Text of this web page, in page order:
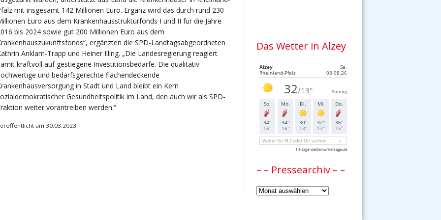
mit insgesamt 142 Millionen Euro. Ergänz wird das durch rund 230
Euro aus dem Krankenhausstrukturfonds I und II für die Jahre
bis 2024 sowie gut 200 Millionen Euro aus dem
ergänzten die SPD-Landtagsabgeordneten
Anklam-Trapp und Heiner Illing. „Die Landesregierung reagiert
kraftvoll auf gestiegene Investitionsbedarfe. Die qualitativ
und bedarfsgerechte flächendeckende
in Stadt und Land bleibt ein Kern
Gesundheitspolitik im Land, den auch wir als SPD-
weiter vorantreiben werden.“
am 30.03.2023.
Das Wetter in Alzey
– – Pressearchiv – –